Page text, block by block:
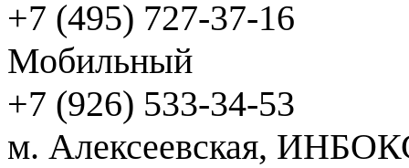
+7 (495) 727-37-16
Мобильный
+7 (926) 533-34-53
м. Алексеевская,